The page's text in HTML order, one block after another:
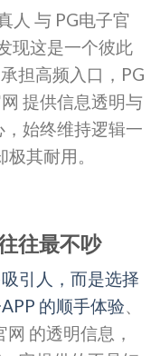
人 与 PG电子官
现这是一个彼此
担高频入口，PG
提供信息透明与
始终维持逻辑一
其耐用。
往最不吵
引人，而是选择
的顺手体验、
的透明信息，